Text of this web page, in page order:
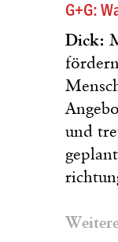
G+G:
Dick:
und